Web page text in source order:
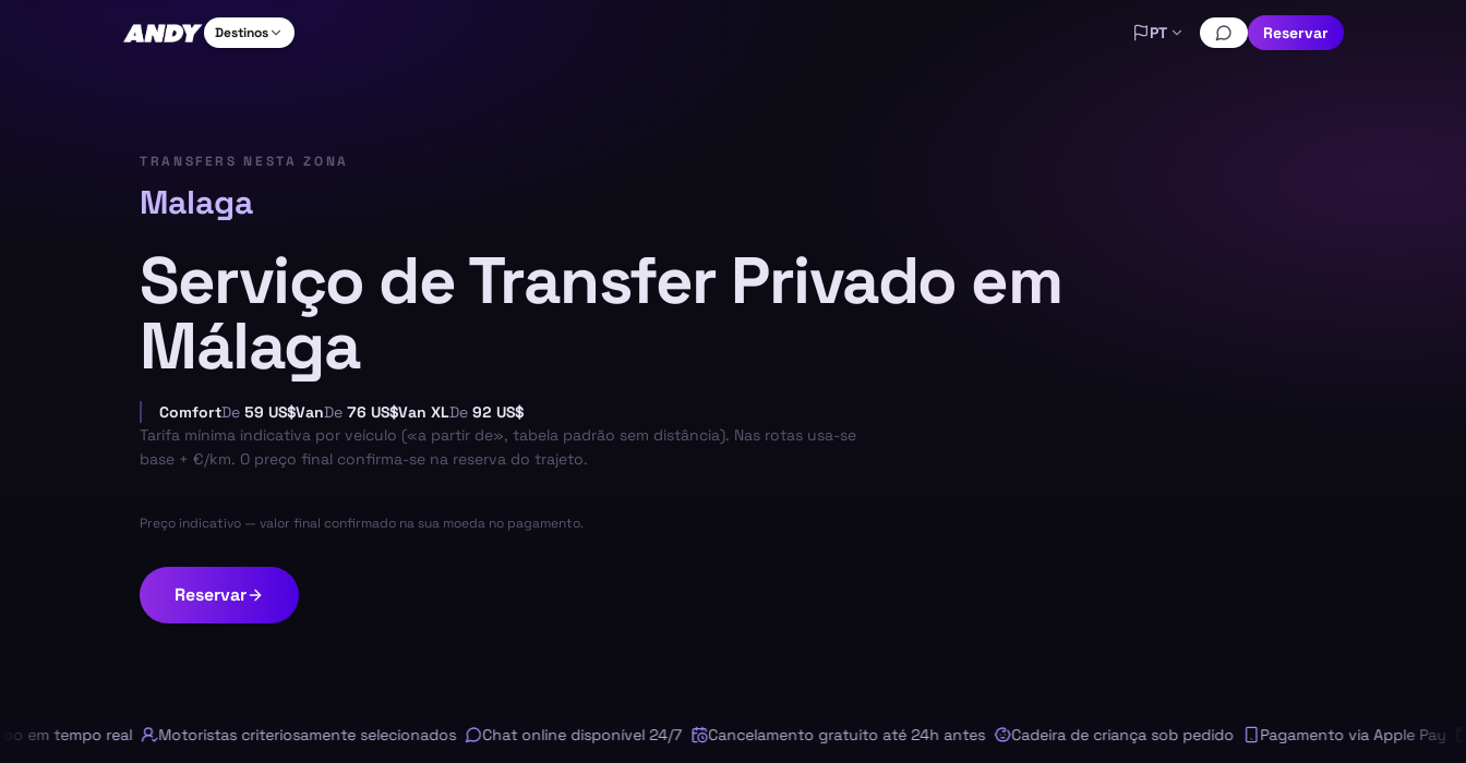
Destinos PT Reservar
TRANSFERS NESTA ZONA
Malaga
Serviço de Transfer Privado em
Málaga
ComfortDe 59 US$VanDe 76 US$Van XLDe 92 US$
Tarifa mínima indicativa por veículo («a partir de», tabela padrão sem distância). Nas rotas usa-se
base + €/km. O preço final confirma-se na reserva do trajeto.
Preço indicativo — valor final confirmado na sua moeda no pagamento.
Reservar
tempo real Motoristas criteriosamente selecionados Chat online disponível 24/7 Cancelamento gratuito até 24h antes Cadeira de criança sob pedido Pagamento via Apple Pay